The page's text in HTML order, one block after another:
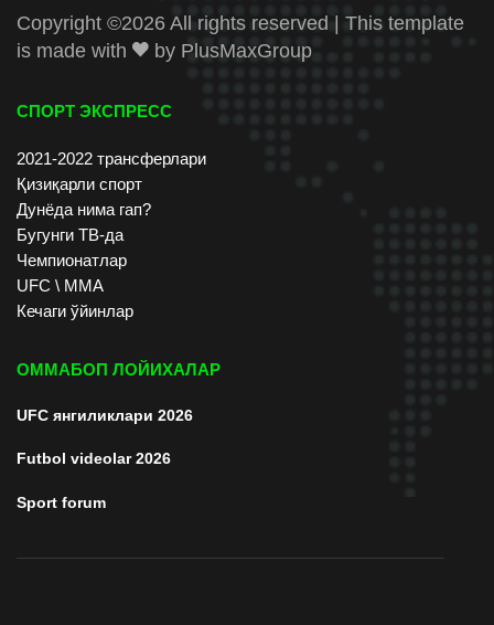
Copyright ©2026 All rights reserved | This template
is made with
by PlusMaxGroup
СПОРТ ЭКСПРЕСС
2021-2022 трансферлари
Қизиқарли спорт
Дунёда нима гап?
Бугунги ТВ-да
Чемпионатлар
UFC \ ММА
Кечаги ўйинлар
ОММАБОП ЛОЙИХАЛАР
UFC янгиликлари 2026
Futbol videolar 2026
Sport forum